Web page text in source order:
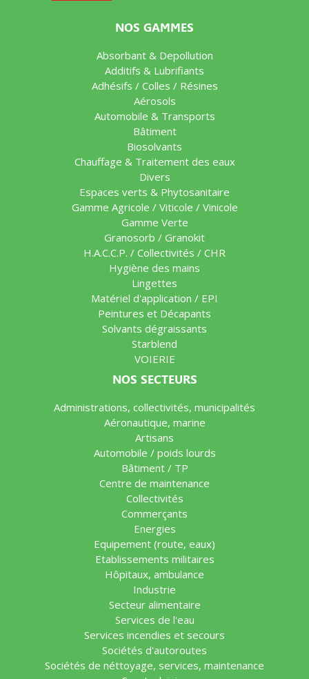
NOS GAMMES
Absorbant & Depollution
Additifs & Lubrifiants
Adhésifs / Colles / Résines
Aérosols
Automobile & Transports
Bâtiment
Biosolvants
Chauffage & Traitement des eaux
Divers
Espaces verts & Phytosanitaire
Gamme Agricole / Viticole / Vinicole
Gamme Verte
Granosorb / Granokit
H.A.C.C.P. / Collectivités / CHR
Hygiène des mains
Lingettes
Matériel d'application / EPI
Peintures et Décapants
Solvants dégraissants
Starblend
VOIERIE
NOS SECTEURS
Administrations, collectivités, municipalités
Aéronautique, marine
Artisans
Automobile / poids lourds
Bâtiment / TP
Centre de maintenance
Collectivités
Commerçants
Energies
Equipement (route, eaux)
Etablissements militaires
Hôpitaux, ambulance
Industrie
Secteur alimentaire
Services de l'eau
Services incendies et secours
Sociétés d'autoroutes
Sociétés de néttoyage, services, maintenance